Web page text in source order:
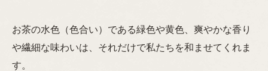
お茶の水色（色合い）である緑色や黄色、爽やかな香り
や繊細な味わいは、それだけで私たちを和ませてくれま
す。